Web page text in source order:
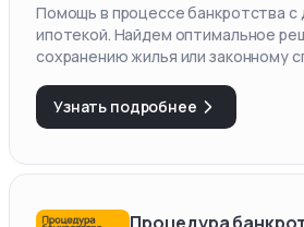
Помощь в процессе банкротства
ипотекой. Найдем оптимальное
сохранению жилья или законному
Узнать подробнее